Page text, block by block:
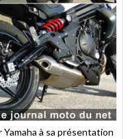
à sa présentation